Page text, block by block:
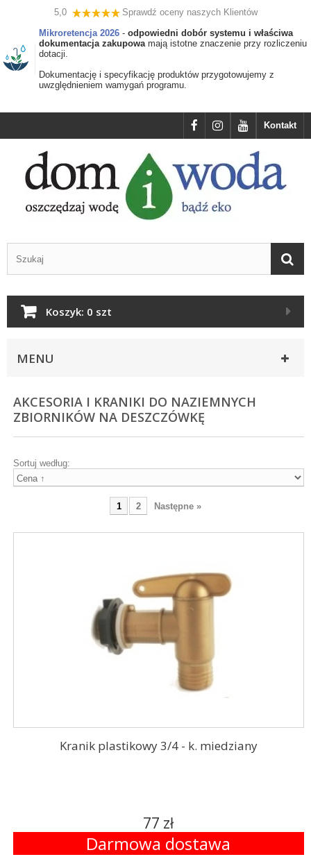
5,0
Sprawdź oceny naszych Klientów
Mikroretencja 2026 - odpowiedni dobór systemu i właściwa
dokumentacja zakupowamają istotne znaczenie przy rozliczeniu
dotacji.
Dokumentację i specyfikację produktów przygotowujemy z
uwzględnieniem wamygań programu.
Kontakt
Koszyk: 0 szt
MENU
AKCESORIA I KRANIKI DO NAZIEMNYCH
ZBIORNIKÓW NA DESZCZÓWKĘ
Sortuj według:
1 2 Następne »
Kranik plastikowy 3/4 - k. miedziany
77 zł
Darmowa dostawa